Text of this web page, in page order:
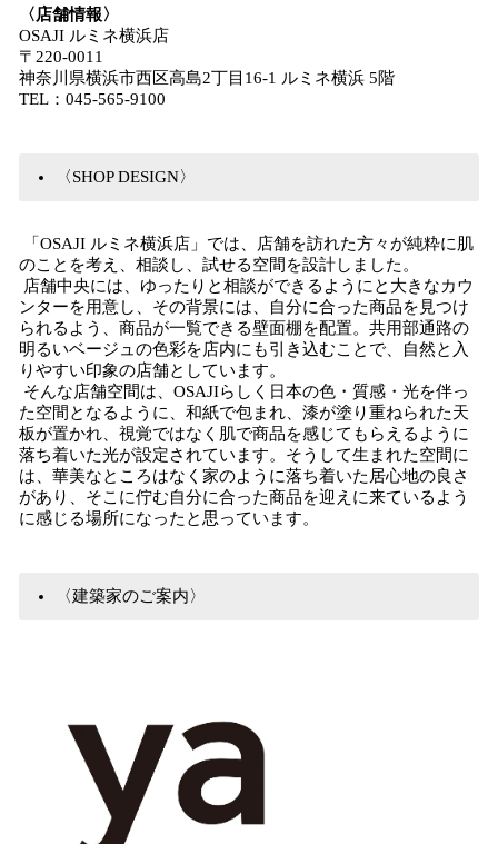
〈店舗情報〉
OSAJI ルミネ横浜店
〒220-0011
神奈川県横浜市西区高島2丁目16-1 ルミネ横浜 5階
TEL：045-565-9100
〈SHOP DESIGN〉
「OSAJI ルミネ横浜店」では、店舗を訪れた方々が純粋に肌
のことを考え、相談し、試せる空間を設計しました。
店舗中央には、ゆったりと相談ができるようにと大きなカウ
ンターを用意し、その背景には、自分に合った商品を見つけ
られるよう、商品が一覧できる壁面棚を配置。共用部通路の
明るいベージュの色彩を店内にも引き込むことで、自然と入
りやすい印象の店舗としています。
そんな店舗空間は、OSAJIらしく日本の色・質感・光を伴っ
た空間となるように、和紙で包まれ、漆が塗り重ねられた天
板が置かれ、視覚ではなく肌で商品を感じてもらえるように
落ち着いた光が設定されています。そうして生まれた空間に
は、華美なところはなく家のように落ち着いた居心地の良さ
があり、そこに佇む自分に合った商品を迎えに来ているよう
に感じる場所になったと思っています。
〈建築家のご案内〉